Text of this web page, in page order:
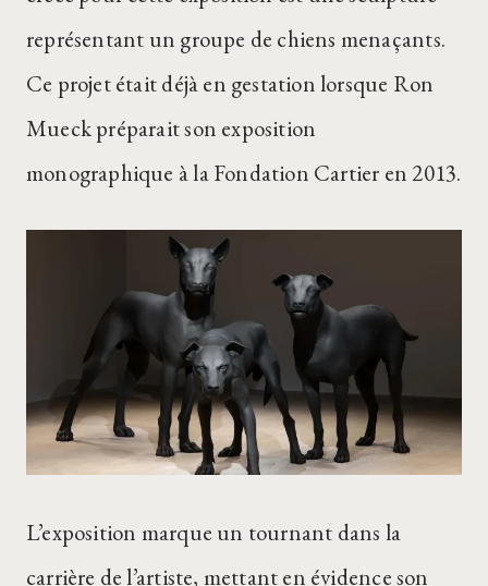
représentant un groupe de chiens menaçants.
Ce projet était déjà en gestation lorsque Ron
Mueck préparait son exposition
monographique à la Fondation Cartier en 2013.
L’exposition marque un tournant dans la
carrière de l’artiste, mettant en évidence son